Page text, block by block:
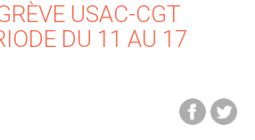
USAC-CGT
DU 11 AU 17